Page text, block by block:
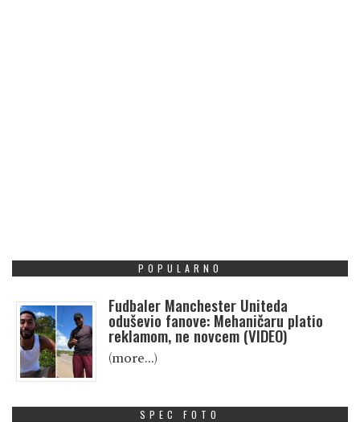
POPULARNO
Fudbaler Manchester Uniteda
oduševio fanove: Mehaničaru platio
reklamom, ne novcem (VIDEO)
(more…)
SPEC FOTO